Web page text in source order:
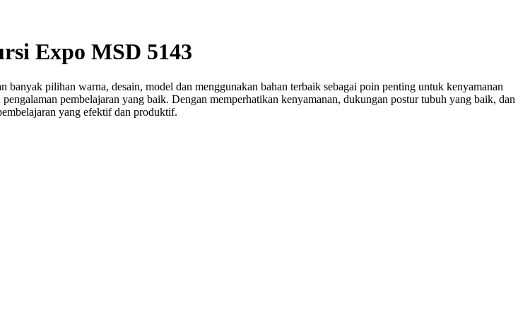
Expo MSD 5143
pilihan warna, desain, model dan menggunakan bahan terbaik sebagai poin penting untuk kenyamanan
pembelajaran yang baik. Dengan memperhatikan kenyamanan, dukungan postur tubuh yang baik, dan
yang efektif dan produktif.